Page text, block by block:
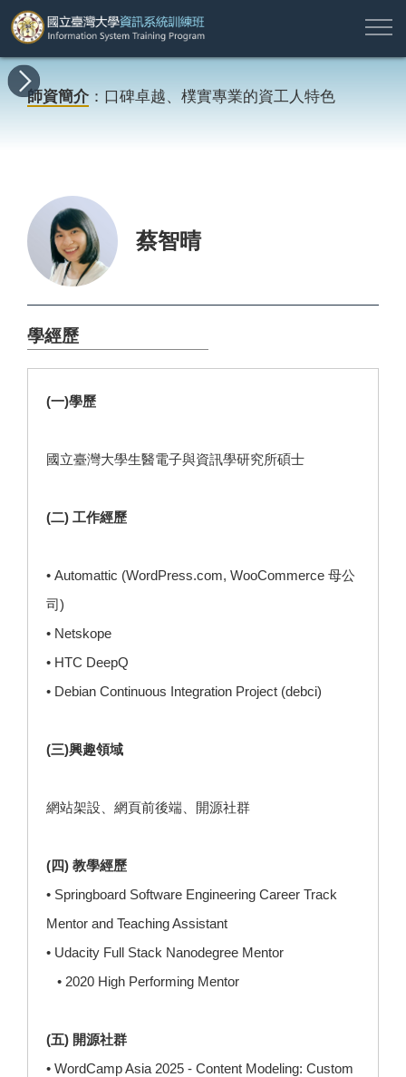
所
有
課
新
消
程
地
資
簡
業
名
名
資
於
本
願
專
註
登
入
師資簡介：口碑卓越、樸實專業的資工人特色
蔡智晴
學經歷
(一)學歷
國立臺灣大學生醫電子與資訊學研究所碩士
(二) 工作經歷
• Automattic (WordPress.com, WooCommerce 母公
司)
• Netskope
• HTC DeepQ
• Debian Continuous Integration Project (debci)
(三)興趣領域
網站架設、網頁前後端、開源社群
(四) 教學經歷
• Springboard Software Engineering Career Track
Mentor and Teaching Assistant
• Udacity Full Stack Nanodegree Mentor
• 2020 High Performing Mentor
(五) 開源社群
• WordCamp Asia 2025 - Content Modeling: Custom